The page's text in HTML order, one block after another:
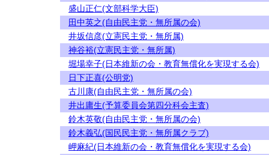
盛山正仁(文部科学大臣)
田中英之(自由民主党・無所属の会)
井坂信彦(立憲民主党・無所属)
神谷裕(立憲民主党・無所属)
堀場幸子(日本維新の会・教育無償化を実現する会)
日下正喜(公明党)
古川康(自由民主党・無所属の会)
井出庸生(予算委員会第四分科会主査)
鈴木英敬(自由民主党・無所属の会)
鈴木義弘(国民民主党・無所属クラブ)
岬麻紀(日本維新の会・教育無償化を実現する会)